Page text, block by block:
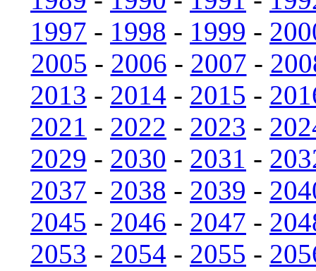
1997 - 1998 - 1999 -
2005 - 2006 - 2007 -
2013 - 2014 - 2015 -
2021 - 2022 - 2023 -
2029 - 2030 - 2031 -
2037 - 2038 - 2039 -
2045 - 2046 - 2047 -
2053 - 2054 - 2055 -